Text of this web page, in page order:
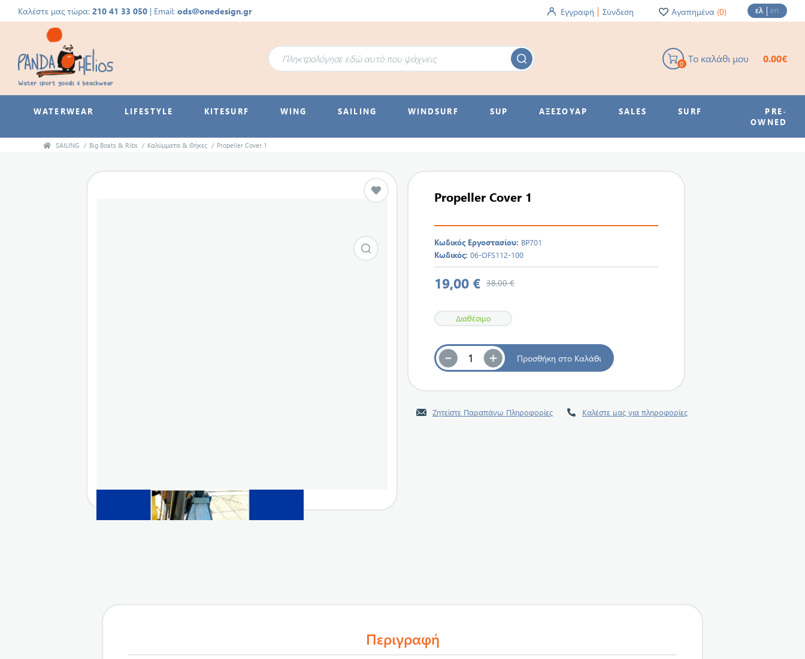
Καλέστε μας τώρα:210 41 33 050 | Email:ods@onedesign.gr Εγγραφή Σύνδεση Αγαπημένα (0) ελ en
Το καλάθι μου
0 0.00€
WATERWEAR LIFESTYLE KITESURF WING SAILING WINDSURF SUP ΑΞΕΣΟΥΑΡ SALES SURF
PRE-
OWNED
SAILING / Big Boats & Ribs / Καλύμματα & Θήκες / Propeller Cover 1
Propeller Cover 1
Κωδικός Εργοστασίου: BP701
Κωδικός: 06-OFS112-100
19,00 € 38,00 €
Διαθέσιμο
Ζητείστε Παραπάνω Πληροφορίες Καλέστε μας για πληροφορίες
Περιγραφή